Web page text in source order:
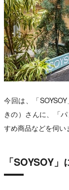
今回は、「
きの）さんに、「
すめ商品などを伺い
「SOYSOY